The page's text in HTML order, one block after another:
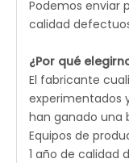
Podemos enviar
calidad
¿Por qué
El fabricante
experimentados
han ganado una
Equipos de
1 año de calidad